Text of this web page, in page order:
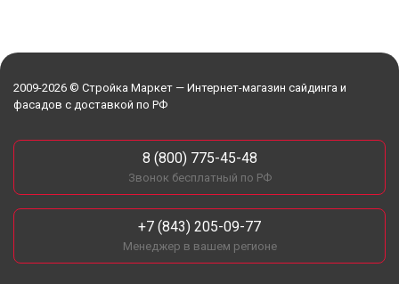
2009-2026 © Стройка Маркет — Интернет-магазин сайдинга и
фасадов с доставкой по РФ
8 (800) 775-45-48
Звонок бесплатный по РФ
+7 (843) 205-09-77
Менеджер в вашем регионе